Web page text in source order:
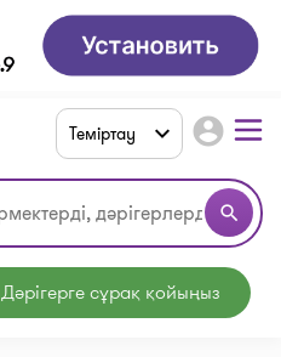
search
Теміртау account_circle
Дәрігерге сұрақ қойыңыз